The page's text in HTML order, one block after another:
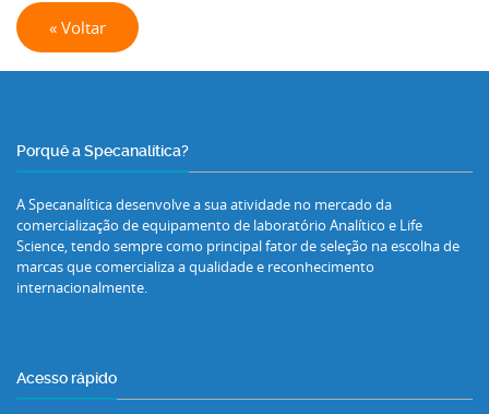
« Voltar
Porquê a Specanalítica?
A Specanalítica desenvolve a sua atividade no mercado da
comercialização de equipamento de laboratório Analítico e Life
Science, tendo sempre como principal fator de seleção na escolha de
marcas que comercializa a qualidade e reconhecimento
internacionalmente.
Acesso rápido